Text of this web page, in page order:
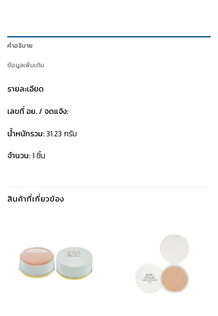
คำอธิบาย
ข้อมูลเพิ่มเติม
รายละเอียด
เลขที่ อย. / จดแจ้ง:
น้ำหนักรวม:31.23 กรัม
จำนวน: 1 ชิ้น
สินค้าที่เกี่ยวข้อง